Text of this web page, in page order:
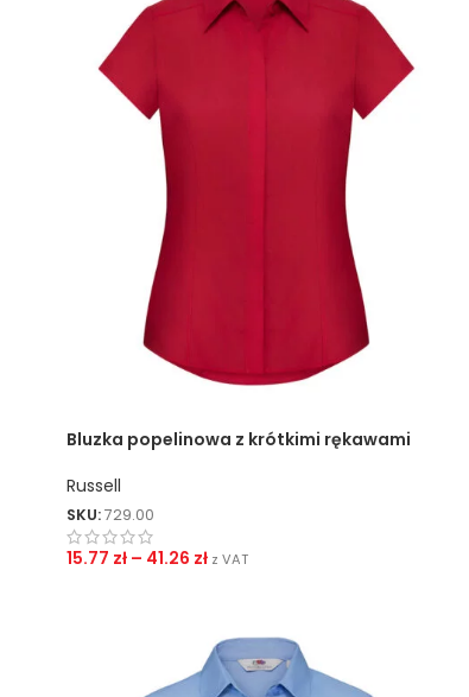
Bluzka popelinowa z krótkimi rękawami
Russell
SKU:729.00
15.77 zł – 41.26 zł z VAT